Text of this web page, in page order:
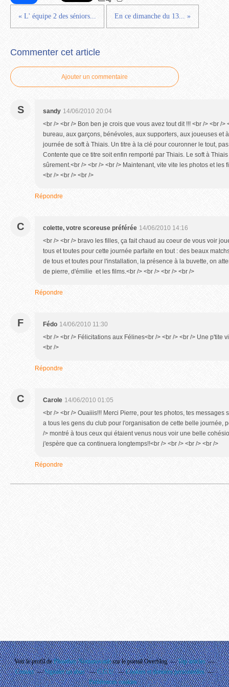
« L' équipe 2 des séniors... En ce dimanche du 13... »
Commenter cet article
Ajouter un commentaire
S sandy 14/06/2010 20:04
<br /> <br /> Bon ben je crois que vous avez tout dit !!! <br /> <br /
bureau, aux garçons, bénévoles, aux supporters, aux joueuses et
journée de soft à Thiais. Un titre à la clé pour couronner le tout,
Contente que ce titre soit enfin remporté par Thiais. Le soft à
sûrement.<br /> <br /> <br /> Maintenant, vite vite les photos et les
<br /> <br /> <br />
Répondre
C colette, votre scoreuse préférée 14/06/2010 14:16
<br /> <br /> bravo les filles, ça fait chaud au coeur de vous voir
tous et toutes pour cette journée parfaite en tout : des beaux
de tous et toutes pour l'installation, la présence à la buvette, on
de pierre, d'émilie et les films.<br /> <br /> <br /> <br />
Répondre
F Fédo 14/06/2010 11:30
<br /> <br /> Félicitations aux Félines<br /> <br /> <br /> Une p'tite
<br />
Répondre
C Carole 14/06/2010 01:05
<br /> <br /> Ouaiiis!!! Merci Pierre, pour tes photos, tes messages
a tous les gens du club pour l'organisation de cette belle journée,
/> montré à tous ceux qui étaient venus nous voir une belle
j'espère que ca continuera longtemps!!<br /> <br /> <br /> <br />
Répondre
Voir le profil dePhouthay Nontanovanhsur le portail Overblog
Top articles
Contact
Signaler un abus C.G.U.
Cookies et données personnelles
Préférences cookies